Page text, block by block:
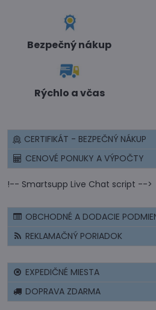
Bezpečný nákup
Rýchlo a včas
CERTIFIKÁT - BEZPEČNÝ NÁKUP
CENOVÉ PONUKY A VÝPOČTY
!-- Smartsupp Live Chat script -->
OBCHODNÉ A DODACIE
REKLAMAČNÝ PORIADOK
EXPEDIČNÉ MIESTA
DOPRAVA ZDARMA